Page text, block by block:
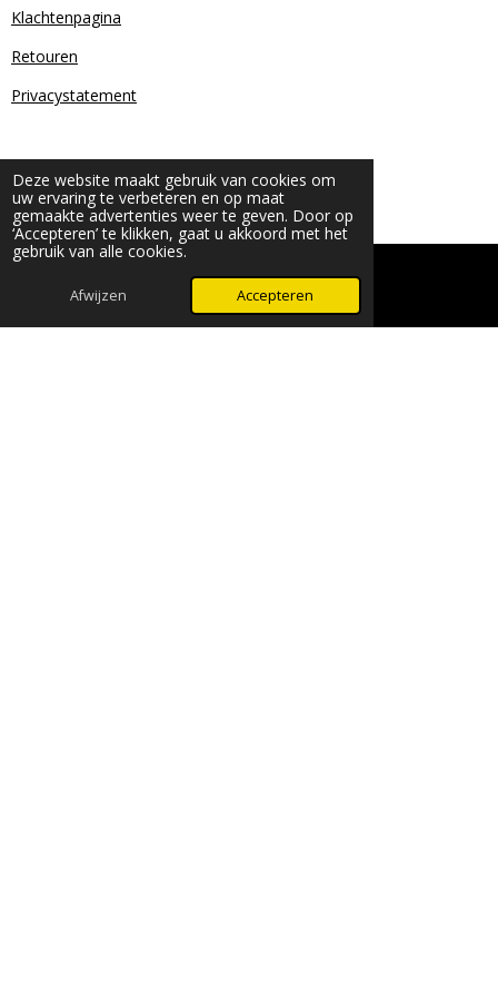
Deze website maakt gebruik van cookies om
uw ervaring te verbeteren en op maat
gemaakte advertenties weer te geven. Door op
‘Accepteren’ te klikken, gaat u akkoord met het
gebruik van alle cookies.
Afwijzen Accepteren
Klachtenpagina
Retouren
Privacystatement
© 2024 - 2026 Beauty & More by Robyn
WhatsApp